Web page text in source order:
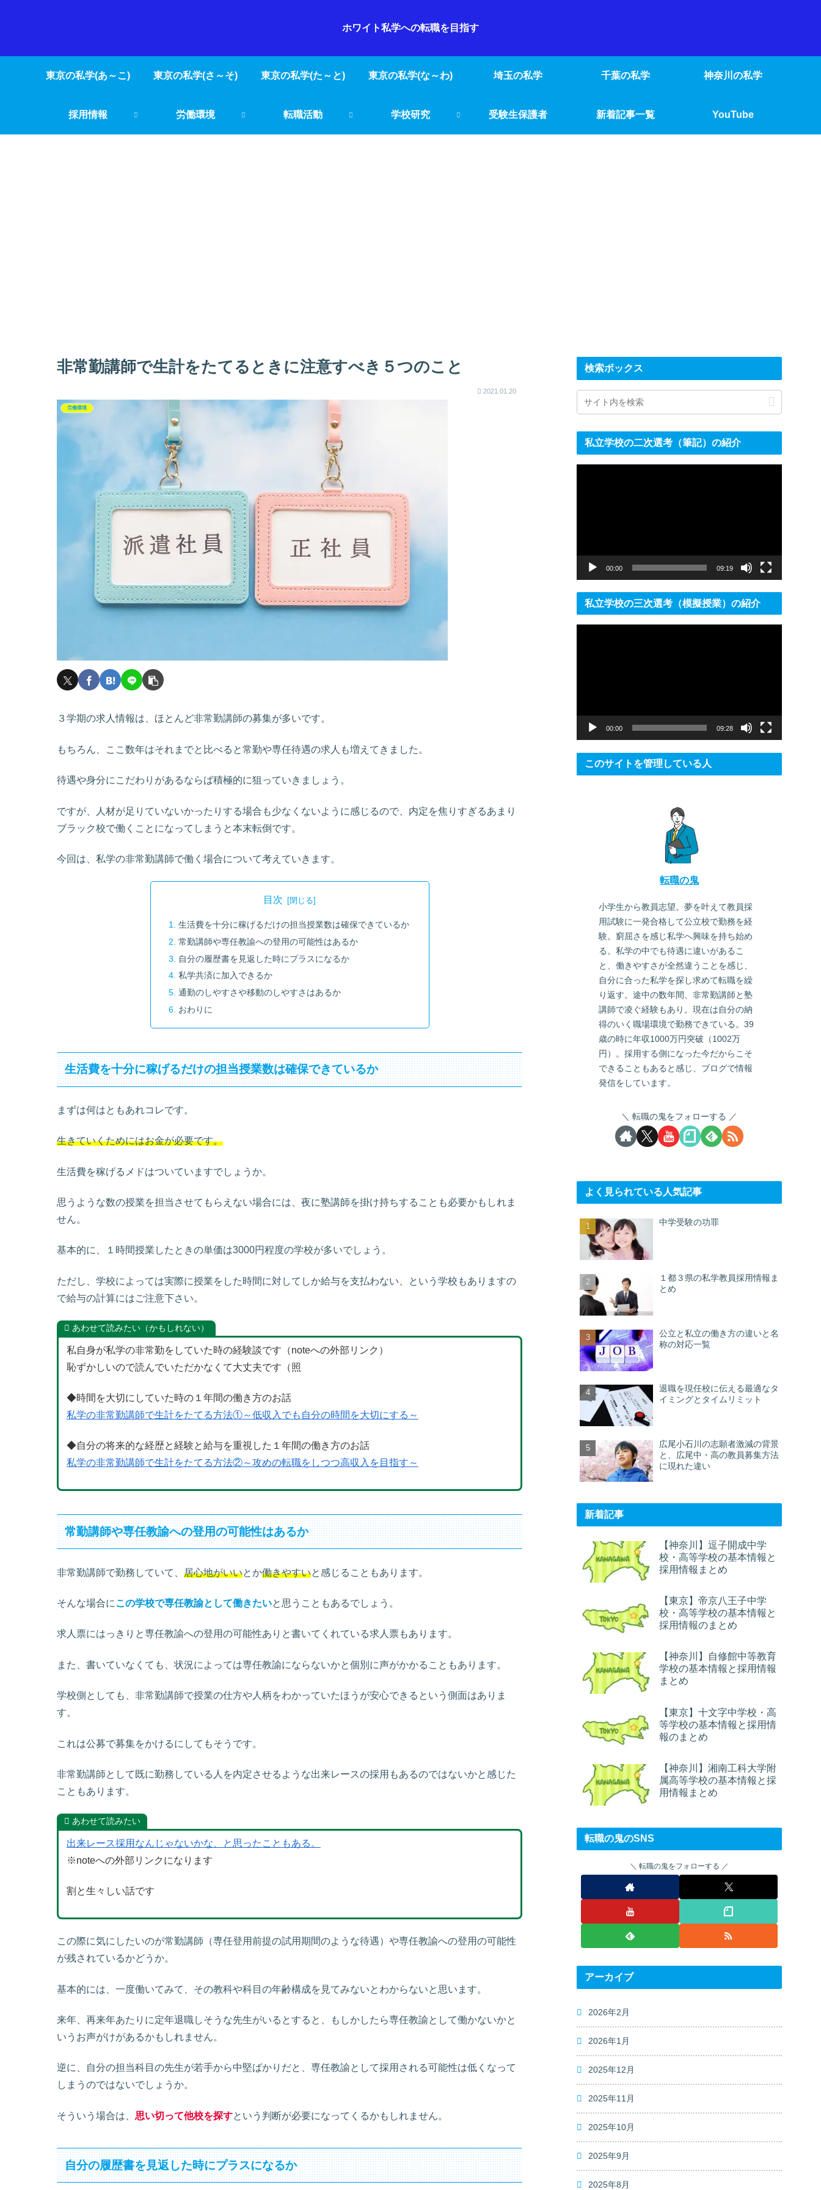
ホワイト私学への転職を目指す
東京の私学(あ～こ) 東京の私学(さ～そ) 東京の私学(た～と) 東京の私学(な～わ) 埼玉の私学 千葉の私学 神奈川の私学
採用情報 労働環境 転職活動 学校研究 受験生保護者 新着記事一覧 YouTube
非常勤講師で生計をたてるときに注意すべき５つのこと
2021.01.20
労働環境
３学期の求人情報は、ほとんど非常勤講師の募集が多いです。
もちろん、ここ数年はそれまでと比べると常勤や専任待遇の求人も増えてきました。
待遇や身分にこだわりがあるならば積極的に狙っていきましょう。
ですが、人材が足りていないかったりする場合も少なくないように感じるので、内定を焦りすぎるあまり
ブラック校で働くことになってしまうと本末転倒です。
今回は、私学の非常勤講師で働く場合について考えていきます。
目次
生活費を十分に稼げるだけの担当授業数は確保できているか
常勤講師や専任教諭への登用の可能性はあるか
自分の履歴書を見返した時にプラスになるか
私学共済に加入できるか
通勤のしやすさや移動のしやすさはあるか
おわりに
生活費を十分に稼げるだけの担当授業数は確保できているか
まずは何はともあれコレです。
生きていくためにはお金が必要です。
生活費を稼げるメドはついていますでしょうか。
思うような数の授業を担当させてもらえない場合には、夜に塾講師を掛け持ちすることも必要かもしれま
せん。
基本的に、１時間授業したときの単価は3000円程度の学校が多いでしょう。
ただし、学校によっては実際に授業をした時間に対してしか給与を支払わない、という学校もありますの
で給与の計算にはご注意下さい。
あわせて読みたい（かもしれない）
私自身が私学の非常勤をしていた時の経験談です（noteへの外部リンク）
恥ずかしいので読んでいただかなくて大丈夫です（照
◆時間を大切にしていた時の１年間の働き方のお話
私学の非常勤講師で生計をたてる方法①～低収入でも自分の時間を大切にする～
◆自分の将来的な経歴と経験と給与を重視した１年間の働き方のお話
私学の非常勤講師で生計をたてる方法②～攻めの転職をしつつ高収入を目指す～
常勤講師や専任教諭への登用の可能性はあるか
非常勤講師で勤務していて、 居心地がいいとか働きやすいと感じることもあります。
そんな場合にこの学校で専任教諭として働きたいと思うこともあるでしょう。
求人票にはっきりと専任教諭への登用の可能性ありと書いてくれている求人票もあります。
また、書いていなくても、状況によっては専任教諭にならないかと個別に声がかかることもあります。
学校側としても、非常勤講師で授業の仕方や人柄をわかっていたほうが安心できるという側面はありま
す。
これは公募で募集をかけるにしてもそうです。
非常勤講師として既に勤務している人を内定させるような出来レースの採用もあるのではないかと感じた
こともあります。
あわせて読みたい
出来レース採用なんじゃないかな、と思ったこともある。
※noteへの外部リンクになります
割と生々しい話です
この際に気にしたいのが常勤講師（専任登用前提の試用期間のような待遇）や専任教諭への登用の可能性
が残されているかどうか。
基本的には、一度働いてみて、その教科や科目の年齢構成を見てみないとわからないと思います。
来年、再来年あたりに定年退職しそうな先生がいるとすると、もしかしたら専任教諭として働かないかと
いうお声がけがあるかもしれません。
逆に、自分の担当科目の先生が若手から中堅ばかりだと、専任教諭として採用される可能性は低くなって
しまうのではないでしょうか。
そういう場合は、 思い切って他校を探すという判断が必要になってくるかもしれません。
自分の履歴書を見返した時にプラスになるか
検索ボックス
私立学校の二次選考（筆記）の紹介
00:00 09:19
私立学校の三次選考（模擬授業）の紹介
00:00 09:28
このサイトを管理している人
転職の鬼
小学生から教員志望。夢を叶えて教員採
用試験に一発合格して公立校で勤務を経
験。窮屈さを感じ私学へ興味を持ち始め
る。私学の中でも待遇に違いがあるこ
と、働きやすさが全然違うことを感じ、
自分に合った私学を探し求めて転職を繰
り返す。途中の数年間、非常勤講師と塾
講師で凌ぐ経験もあり。現在は自分の納
得のいく職場環境で勤務できている。39
歳の時に年収1000万円突破（1002万
円）。採用する側になった今だからこそ
できることもあると感じ、ブログで情報
発信をしています。
転職の鬼をフォローする
よく見られている人気記事
中学受験の功罪
１都３県の私学教員採用情報ま
とめ
公立と私立の働き方の違いと名
称の対応一覧
退職を現任校に伝える最適なタ
イミングとタイムリミット
広尾小石川の志願者激減の背景
と、広尾中・高の教員募集方法
に現れた違い
新着記事
【神奈川】逗子開成中学
校・高等学校の基本情報と
採用情報まとめ
【東京】帝京八王子中学
校・高等学校の基本情報と
採用情報のまとめ
【神奈川】自修館中等教育
学校の基本情報と採用情報
まとめ
【東京】十文字中学校・高
等学校の基本情報と採用情
報のまとめ
【神奈川】湘南工科大学附
属高等学校の基本情報と採
用情報まとめ
転職の鬼のSNS
転職の鬼をフォローする
アーカイブ
2026年2月
2026年1月
2025年12月
2025年11月
2025年10月
2025年9月
2025年8月